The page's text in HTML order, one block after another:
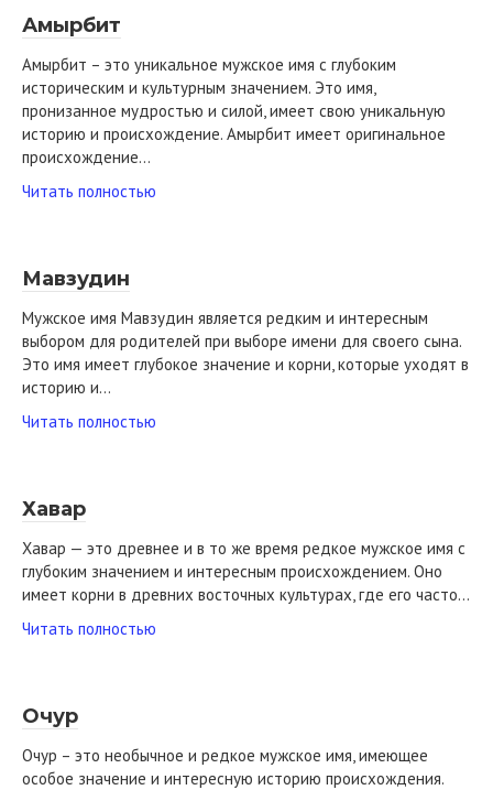
Амырбит
Амырбит – это уникальное мужское имя с глубоким
историческим и культурным значением. Это имя,
пронизанное мудростью и силой, имеет свою уникальную
историю и происхождение. Амырбит имеет оригинальное
происхождение…
Читать полностью
Мавзудин
Мужское имя Мавзудин является редким и интересным
выбором для родителей при выборе имени для своего сына.
Это имя имеет глубокое значение и корни, которые уходят в
историю и…
Читать полностью
Хавар
Хавар — это древнее и в то же время редкое мужское имя с
глубоким значением и интересным происхождением. Оно
имеет корни в древних восточных культурах, где его часто…
Читать полностью
Очур
Очур – это необычное и редкое мужское имя, имеющее
особое значение и интересную историю происхождения.